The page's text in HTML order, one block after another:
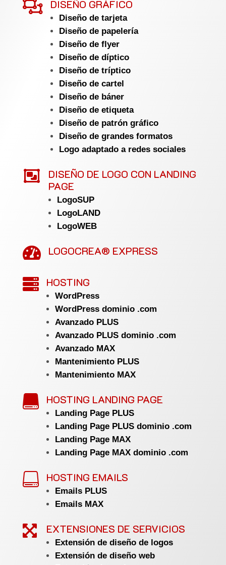
 DISEÑO GRÁFICO
Diseño de tarjeta
Diseño de papelería
Diseño de flyer
Diseño de díptico
Diseño de tríptico
Diseño de cartel
Diseño de báner
Diseño de etiqueta
Diseño de patrón gráfico
Diseño de grandes formatos
Logo adaptado a redes sociales

DISEÑO DE LOGO CON LANDING
PAGE
LogoSUP
LogoLAND
LogoWEB
 LOGOCREA® EXPRESS
 HOSTING
WordPress
WordPress dominio .com
Avanzado PLUS
Avanzado PLUS dominio .com
Avanzado MAX
Mantenimiento PLUS
Mantenimiento MAX
 HOSTING LANDING PAGE
Landing Page PLUS
Landing Page PLUS dominio .com
Landing Page MAX
Landing Page MAX dominio .com
 HOSTING EMAILS
Emails PLUS
Emails MAX
 EXTENSIONES DE SERVICIOS
Extensión de diseño de logos
Extensión de diseño web